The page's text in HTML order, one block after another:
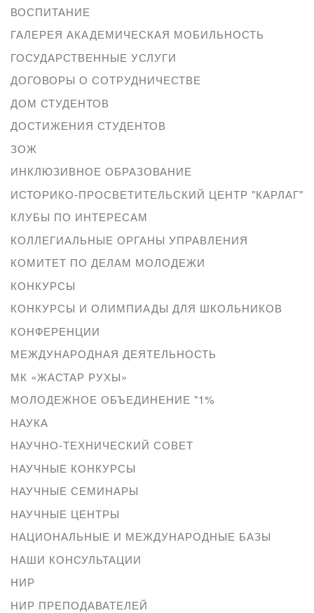
ВОСПИТАНИЕ
ГАЛЕРЕЯ АКАДЕМИЧЕСКАЯ МОБИЛЬНОСТЬ
ГОСУДАРСТВЕННЫЕ УСЛУГИ
ДОГОВОРЫ О СОТРУДНИЧЕСТВЕ
ДОМ СТУДЕНТОВ
ДОСТИЖЕНИЯ СТУДЕНТОВ
ЗОЖ
ИНКЛЮЗИВНОЕ ОБРАЗОВАНИЕ
ИСТОРИКО-ПРОСВЕТИТЕЛЬСКИЙ ЦЕНТР "КАРЛАГ"
КЛУБЫ ПО ИНТЕРЕСАМ
КОЛЛЕГИАЛЬНЫЕ ОРГАНЫ УПРАВЛЕНИЯ
КОМИТЕТ ПО ДЕЛАМ МОЛОДЕЖИ
КОНКУРСЫ
КОНКУРСЫ И ОЛИМПИАДЫ ДЛЯ ШКОЛЬНИКОВ
КОНФЕРЕНЦИИ
МЕЖДУНАРОДНАЯ ДЕЯТЕЛЬНОСТЬ
МК «ЖАСТАР РУХЫ»
МОЛОДЕЖНОЕ ОБЪЕДИНЕНИЕ "1%
НАУКА
НАУЧНО-ТЕХНИЧЕСКИЙ СОВЕТ
НАУЧНЫЕ КОНКУРСЫ
НАУЧНЫЕ СЕМИНАРЫ
НАУЧНЫЕ ЦЕНТРЫ
НАЦИОНАЛЬНЫЕ И МЕЖДУНАРОДНЫЕ БАЗЫ
НАШИ КОНСУЛЬТАЦИИ
НИР
НИР ПРЕПОДАВАТЕЛЕЙ